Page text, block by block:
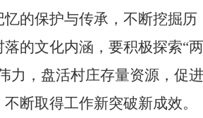
的保护与传承，不断挖掘历
落的文化内涵，要积极探索“两
力，盘活村庄存量资源，促进
断取得工作新突破新成效。